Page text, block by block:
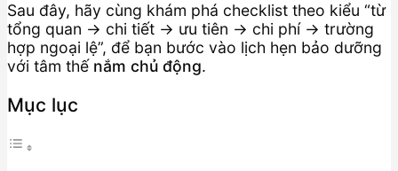
Sau đây, hãy cùng khám phá checklist theo kiểu “từ
tổng quan → chi tiết → ưu tiên → chi phí → trường
hợp ngoại lệ”, để bạn bước vào lịch hẹn bảo dưỡng
với tâm thế nắm chủ động.
Mục lục